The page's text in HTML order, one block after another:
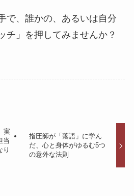
で、誰かの、あるいは自分
チ」を押してみませんか？
実
当
り
指圧師が「落語」に学ん
だ、心と身体がゆるむ5つ
の意外な法則